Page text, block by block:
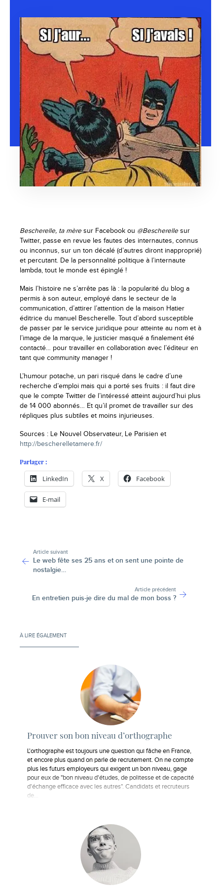
Bescherelle, ta mère sur Facebook ou @Bescherelle sur
Twitter, passe en revue les fautes des internautes, connus
ou inconnus, sur un ton décalé (d’autres diront inapproprié)
et percutant. De la personnalité politique à l’internaute
lambda, tout le monde est épinglé !
Mais l’histoire ne s’arrête pas là : la popularité du blog a
permis à son auteur, employé dans le secteur de la
communication, d’attirer l’attention de la maison Hatier
éditrice du manuel Bescherelle. Tout d’abord susceptible
de passer par le service juridique pour atteinte au nom et à
l’image de la marque, le justicier masqué a finalement été
contacté… pour travailler en collaboration avec l’éditeur en
tant que community manager !
L’humour potache, un pari risqué dans le cadre d’une
recherche d’emploi mais qui a porté ses fruits : il faut dire
que le compte Twitter de l’intéressé atteint aujourd’hui plus
de 14 000 abonnés… Et qu’il promet de travailler sur des
répliques plus subtiles et moins injurieuses.
Sources : Le Nouvel Observateur, Le Parisien et
http://bescherelletamere.fr/
Partager :
LinkedIn X Facebook
E-mail
Article suivant
Le web fête ses 25 ans et on sent une pointe de
nostalgie…
Article précédent
En entretien puis-je dire du mal de mon boss ?
À LIRE ÉGALEMENT
Prouver son bon niveau d’orthographe
L'orthographe est toujours une question qui fâche en France,
et encore plus quand on parle de recrutement. On ne compte
plus les futurs employeurs qui exigent un bon niveau, gage
pour eux de "bon niveau d'études, de politesse et de capacité
d'échange efficace avec les autres". Candidats et recruteurs
de…